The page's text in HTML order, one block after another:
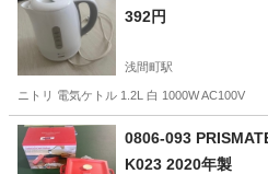
392円
浅間町駅
ニトリ 電気ケトル 1.2L 白 1000W AC100V
愛知 名古屋市 キッチ
0806-093
K023 2020年製